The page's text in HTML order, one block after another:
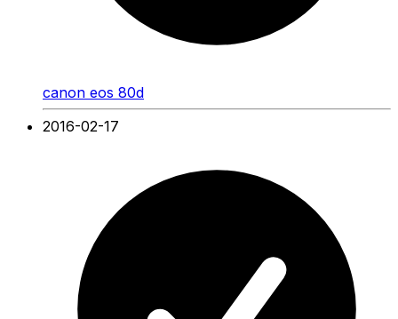
canon eos 80d
2016-02-17